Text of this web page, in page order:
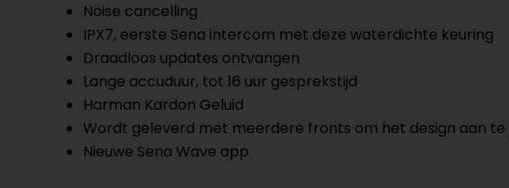
Noise cancelling
IPX7, eerste Sena intercom met deze waterdichte keuring
Draadloos updates ontvangen
Lange accuduur, tot 16 uur gesprekstijd
Harman Kardon Geluid
Wordt geleverd met meerdere fronts om het design aan te
Nieuwe Sena Wave app